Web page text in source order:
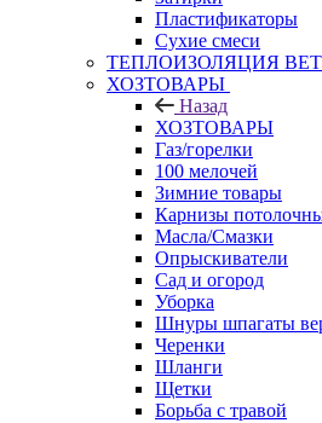
Пластификаторы
Сухие смеси
ТЕПЛОИЗОЛЯЦИЯ
ХОЗТОВАРЫ
Назад
ХОЗТОВАРЫ
Газ/горелки
100 мелочей
Зимние товары
Карнизы
Масла/Смазки
Опрыскиватели
Сад и огород
Уборка
Шнуры шпагаты
Черенки
Шланги
Щетки
Борьба с травой